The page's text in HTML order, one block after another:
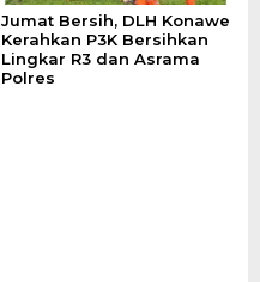
Jumat Bersih, DLH Konawe
Kerahkan P3K Bersihkan
Lingkar R3 dan Asrama
Polres